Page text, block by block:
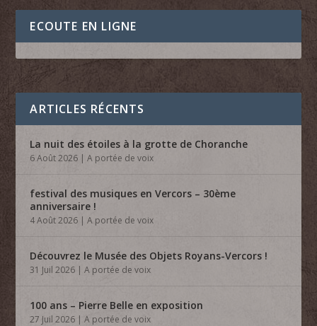
ECOUTE EN LIGNE
ARTICLES RÉCENTS
La nuit des étoiles à la grotte de Choranche
6 Août 2026 |A portée de voix
festival des musiques en Vercors – 30ème
anniversaire !
4 Août 2026 |A portée de voix
Découvrez le Musée des Objets Royans-Vercors !
31 Juil 2026 |A portée de voix
100 ans – Pierre Belle en exposition
27 Juil 2026 |A portée de voix